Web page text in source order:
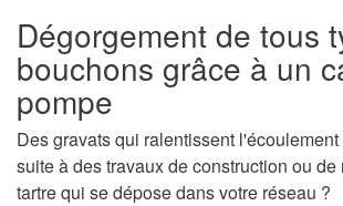
Dégorgement de tous
bouchons grâce à un
pompe
Des gravats qui ralentissent
suite à des travaux de construction ou
tartre qui se dépose dans votre réseau ?